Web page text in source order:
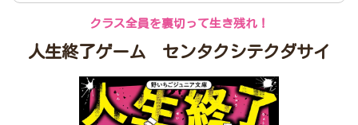
シリーズ
クラス全員を裏切って生き残れ！
人生終了ゲーム センタクシテクダサイ